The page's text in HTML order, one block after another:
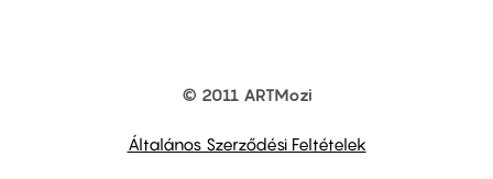
© 2011 ARTMozi
Általános Szerződési Feltételek